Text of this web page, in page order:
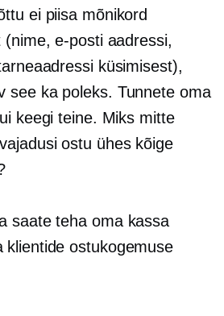
ei piisa mõnikord
e-posti aadressi,
küsimisest),
see ka poleks. Tunnete oma
keegi teine. Miks mitte
ostu ühes kõige
saate teha oma kassa
klientide ostukogemuse